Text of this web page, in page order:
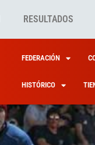
RESULTADOS
FEDERACIÓN
HISTÓRICO